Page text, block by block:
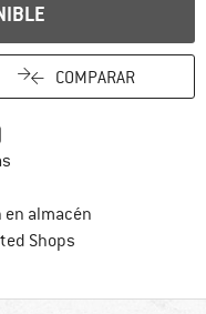
COMPARAR
almacén
Shops